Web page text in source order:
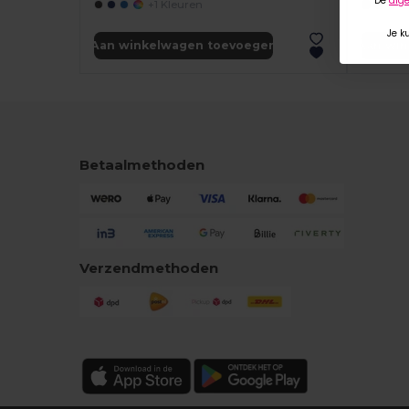
Aan winkelwagen toevoegen
Betaalmethoden
Verzendmethoden
Je